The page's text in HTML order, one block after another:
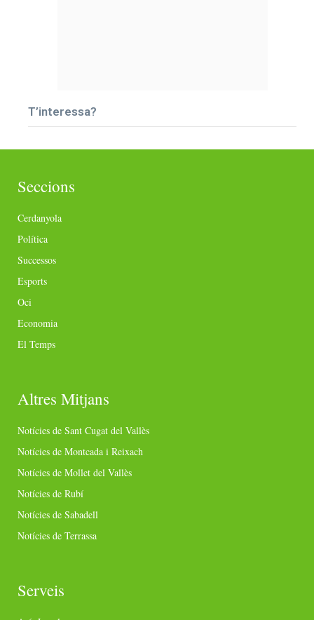
T’interessa?
Seccions
Cerdanyola
Política
Successos
Esports
Oci
Economia
El Temps
Altres Mitjans
Notícies de Sant Cugat del Vallès
Notícies de Montcada i Reixach
Notícies de Mollet del Vallès
Notícies de Rubí
Notícies de Sabadell
Notícies de Terrassa
Serveis